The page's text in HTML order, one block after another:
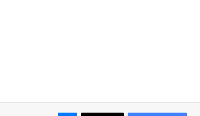
ماسنجر